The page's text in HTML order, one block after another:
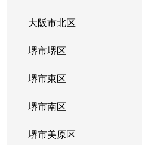
大阪市北区
堺市堺区
堺市東区
堺市南区
堺市美原区